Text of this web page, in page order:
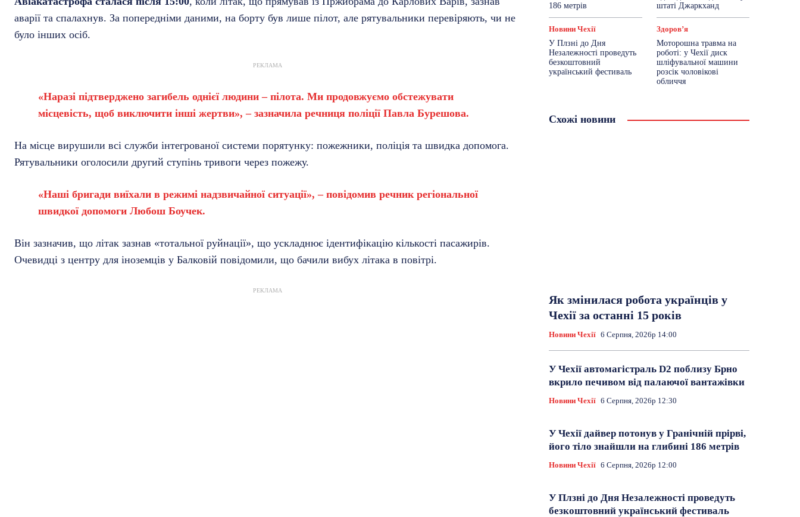
аварії та спалахнув. За попередніми даними, на борту був лише пілот, але рятувальники перевіряють, чи не
було інших осіб.
РЕКЛАМА
«Наразі підтверджено загибель однієї людини – пілота. Ми продовжуємо обстежувати
місцевість, щоб виключити інші жертви», – зазначила речниця поліції Павла Бурешова.
На місце вирушили всі служби інтегрованої системи порятунку: пожежники, поліція та швидка допомога.
Рятувальники оголосили другий ступінь тривоги через пожежу.
«Наші бригади виїхали в режимі надзвичайної ситуації», – повідомив речник регіональної
швидкої допомоги Любош Боучек.
Він зазначив, що літак зазнав «тотальної руйнації», що ускладнює ідентифікацію кількості пасажирів.
Очевидці з центру для іноземців у Балковій повідомили, що бачили вибух літака в повітрі.
РЕКЛАМА
186 метрів
штаті Джаркханд
Новини Чехії
У Плзні до Дня
Незалежності проведуть
безкоштовний
український фестиваль
Здоровʼя
Моторошна травма на
роботі: у Чехії диск
шліфувальної машини
розсік чоловікові
обличчя
Схожі новини
Як змінилася робота українців у
Чехії за останні 15 років
Новини Чехії 6 Серпня, 2026р 14:00
У Чехії автомагістраль D2 поблизу Брно
вкрило печивом від палаючої вантажівки
Новини Чехії 6 Серпня, 2026р 12:30
У Чехії дайвер потонув у Гранічній прірві,
його тіло знайшли на глибині 186 метрів
Новини Чехії 6 Серпня, 2026р 12:00
У Плзні до Дня Незалежності проведуть
безкоштовний український фестиваль